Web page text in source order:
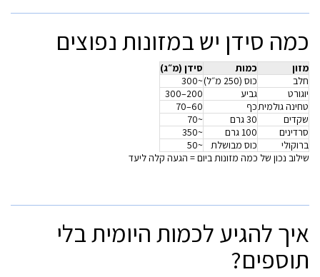
כמה סידן יש במזונות נפוצים
מזון כמות
סידן (מ״ג)
חלב
כוס (250 מ״ל)
~300
יוגורט
גביע
200–300
טחינה גולמיתכף
60–70
שקדים
30 גרם
~70
סרדינים
100 גרם
~350
ברוקולי
כוס מבושלת
~50
שילוב נכון של כמה מזונות ביום = הגעה קלה ליעד
איך להגיע לכמות היומית בלי
תוספים?